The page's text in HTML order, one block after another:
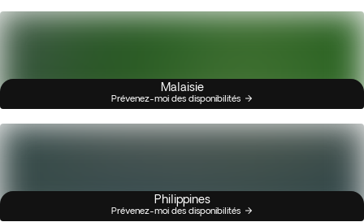
Malaisie
Prévenez-moi des disponibilités
Philippines
Prévenez-moi des disponibilités